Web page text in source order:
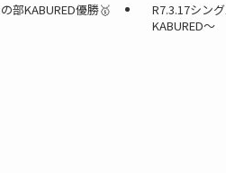
部KABURED優勝🥇
R7.3.17シン
KABURED〜